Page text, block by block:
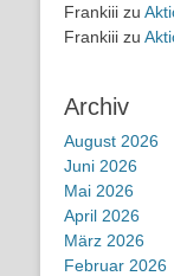
Frankiii zu
Frankiii zu
Archiv
August 2026
Juni 2026
Mai 2026
April 2026
März 2026
Februar 2026